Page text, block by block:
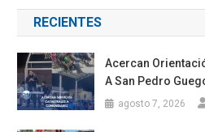
RECIENTES
Acercan
A San Pedro
agosto 7, 2026